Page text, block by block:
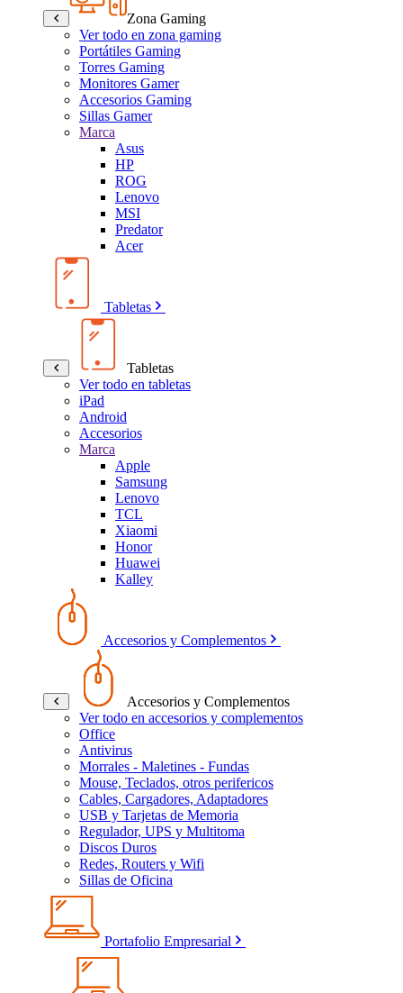
Zona Gaming
Ver todo en zona gaming
Portátiles Gaming
Torres Gaming
Monitores Gamer
Accesorios Gaming
Sillas Gamer
Marca
Asus
HP
ROG
Lenovo
MSI
Predator
Acer
Tabletas
Tabletas
Ver todo en tabletas
iPad
Android
Accesorios
Marca
Apple
Samsung
Lenovo
TCL
Xiaomi
Honor
Huawei
Kalley
Accesorios y Complementos
Accesorios y Complementos
Ver todo en accesorios y complementos
Office
Antivirus
Morrales - Maletines - Fundas
Mouse, Teclados, otros perifericos
Cables, Cargadores, Adaptadores
USB y Tarjetas de Memoria
Regulador, UPS y Multitoma
Discos Duros
Redes, Routers y Wifi
Sillas de Oficina
Portafolio Empresarial